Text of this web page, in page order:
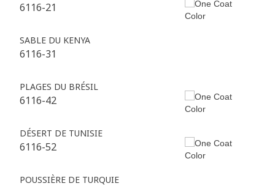
6116-21
SABLE DU KENYA
6116-31
PLAGES DU BRÉSIL
6116-42
DÉSERT DE TUNISIE
6116-52
POUSSIÈRE DE TURQUIE